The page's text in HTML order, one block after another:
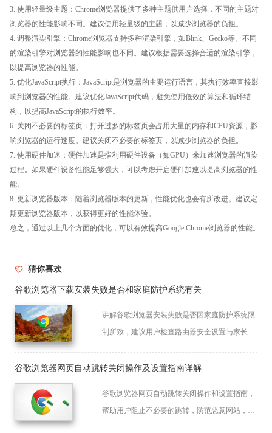
3. 使用轻量级主题：Chrome浏览器提供了多种主题供用户选择，不同的主题对
浏览器的性能影响不同。建议使用轻量级的主题，以减少浏览器的负担。
4. 调整渲染引擎：Chrome浏览器支持多种渲染引擎，如Blink、Gecko等。不同
的渲染引擎对浏览器的性能影响也不同。建议根据需要选择合适的渲染引擎，
以提高浏览器的性能。
5. 优化JavaScript执行：JavaScript是浏览器的主要运行语言，其执行效率直接影
响到浏览器的性能。建议优化JavaScript代码，避免使用低效的算法和循环结
构，以提高JavaScript的执行效率。
6. 关闭不必要的标签页：打开过多的标签页会占用大量的内存和CPU资源，影
响浏览器的运行速度。建议关闭不必要的标签页，以减少浏览器的负担。
7. 使用硬件加速：硬件加速是指利用硬件设备（如GPU）来加速浏览器的渲染
过程。如果硬件设备性能足够强大，可以考虑开启硬件加速以提高浏览器的性
能。
8. 更新浏览器版本：随着浏览器版本的更新，性能优化也会有所改进。建议定
期更新浏览器版本，以获得更好的性能体验。
总之，通过以上几个方面的优化，可以有效提高Google Chrome浏览器的性能。
猜你喜欢
谷歌浏览器下载安装失败是否和家庭防护系统有关
讲解谷歌浏览器安装失败是否因家庭防护系统限
制所致，建议用户检查路由器安全设置与家长控
谷歌浏览器网页自动跳转关闭操作及设置指南详解
谷歌浏览器网页自动跳转关闭操作和设置指南，
帮助用户阻止不必要的跳转，防范恶意网站，提